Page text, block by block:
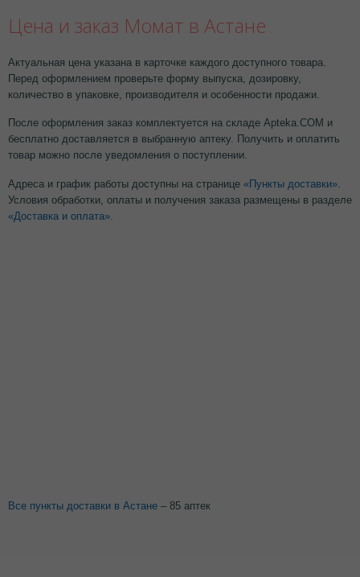
Цена и заказ Момат в Астане
Актуальная цена указана в карточке каждого доступного товара.
Перед оформлением проверьте форму выпуска, дозировку,
количество в упаковке, производителя и особенности продажи.
После оформления заказ комплектуется на складе Apteka.COM и
бесплатно доставляется в выбранную аптеку. Получить и оплатить
товар можно после уведомления о поступлении.
Адреса и график работы доступны на странице «Пункты доставки»
Условия обработки, оплаты и получения заказа размещены в разделе
«Доставка и оплата»
Все пункты доставки в Астане – 85 аптек